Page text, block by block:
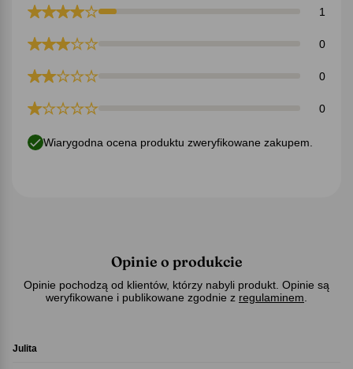
1
0
0
0
Wiarygodna ocena produktu zweryfikowane zakupem.
Opinie o produkcie
Opinie pochodzą od klientów, którzy nabyli produkt. Opinie są
weryfikowane i publikowane zgodnie z regulaminem
Julita